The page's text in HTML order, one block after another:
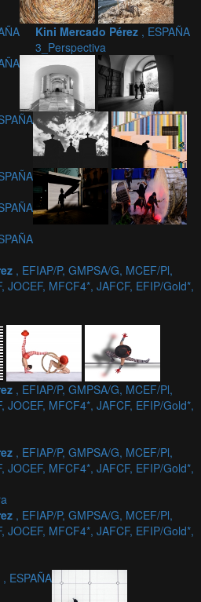
Kini Mercado Pérez , ESPAÑA
3_Perspectiva
, EFIAP/P, GMPSA/G, MCEF/Pl,
JOCEF, MFCF4*, JAFCF, EFIP/Gold*,
, EFIAP/P, GMPSA/G, MCEF/Pl,
JOCEF, MFCF4*, JAFCF, EFIP/Gold*,
, EFIAP/P, GMPSA/G, MCEF/Pl,
JOCEF, MFCF4*, JAFCF, EFIP/Gold*,
, EFIAP/P, GMPSA/G, MCEF/Pl,
JOCEF, MFCF4*, JAFCF, EFIP/Gold*,
, ESPAÑA